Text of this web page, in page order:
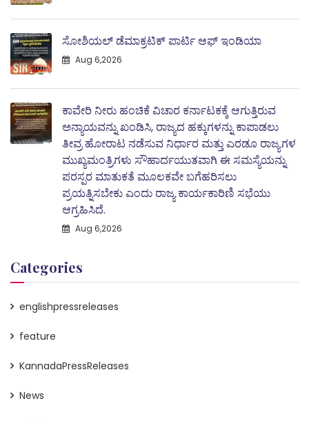
ಸೋಶಿಯಲ್ ಡೆಮಾಕ್ರಟಿಕ್ ಪಾರ್ಟಿ ಆಫ್ ಇಂಡಿಯಾ
Aug 6,2026
ಕಾವೇರಿ ನೀರು ಹಂಚಿಕೆ ವಿಚಾರ ಕರ್ನಾಟಕಕ್ಕೆ ಆಗುತ್ತಿರುವ
ಅನ್ಯಾಯವನ್ನು ಖಂಡಿಸಿ, ರಾಜ್ಯದ ಹಕ್ಕುಗಳನ್ನು ಕಾಪಾಡಲು
ತೀವ್ರ ಹೋರಾಟ ನಡೆಸುವ ನಿರ್ಧಾರ ಮತ್ತು ಎರಡೂ ರಾಜ್ಯಗಳ
ಮುಖ್ಯಮಂತ್ರಿಗಳು ಸೌಹಾರ್ದಯುತವಾಗಿ ಈ ಸಮಸ್ಯೆಯನ್ನು
ಪರಸ್ಪರ ಮಾತುಕತೆ ಮೂಲಕವೇ ಬಗೆಹರಿಸಲು
ಪ್ರಯತ್ನಿಸಬೇಕು ಎಂದು ರಾಜ್ಯ ಕಾರ್ಯಕಾರಿಣಿ ಸಭೆಯು
ಆಗ್ರಹಿಸಿದೆ.
Aug 6,2026
Categories
englishpressreleases
feature
KannadaPressReleases
News